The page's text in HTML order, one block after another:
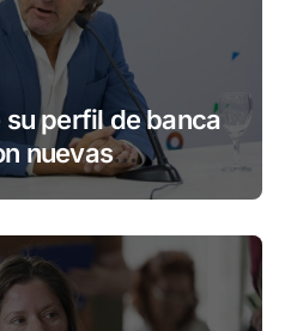
su perfil de banca
nuevas
familias y